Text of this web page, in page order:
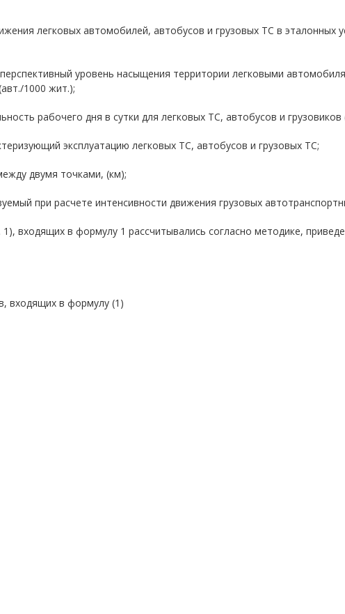
легковых автомобилей, автобусов и грузовых ТС в эталонных
уровень насыщения территории легковыми
1000 жит.);
рабочего дня в сутки для легковых ТС, автобусов и грузовиков
эксплуатацию легковых ТС, автобусов и грузовых ТС;
двумя точками, (км);
при расчете интенсивности движения грузовых
входящих в формулу 1 рассчитывались согласно методике,
входящих в формулу (1)